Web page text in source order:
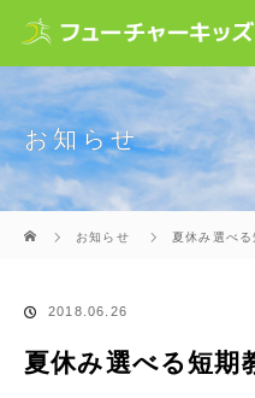
お知らせ
お知らせ
夏休み選べる
2018.06.26
夏休み選べる短期